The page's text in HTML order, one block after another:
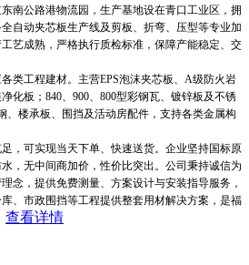
南公路港物流园，生产基地设在青口工业区，拥
自动夹芯板生产线及剪板、折弯、压型等专业加
艺成熟，严格执行质检标准，保障产能稳定、交
类工程建材。主营EPS泡沫夹芯板、A级防火岩
化板；840、900、800型彩钢瓦、镀锌板及不锈
、楼承板、围挡及活动房配件，支持各类金属构
，可实现当天下单、快速送货。企业坚持国标原
，无中间商加价，性价比突出。公司秉持诚信为
念，提供免费测量、方案设计与安装指导服务，
、市政围挡等工程提供整套用材解决方案，是福
查看详情